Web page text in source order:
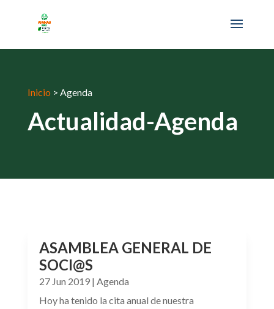
Inicio > Agenda
Actualidad-Agenda
ASAMBLEA GENERAL DE
SOCI@S
27 Jun 2019| Agenda
Hoy ha tenido la cita anual de nuestra